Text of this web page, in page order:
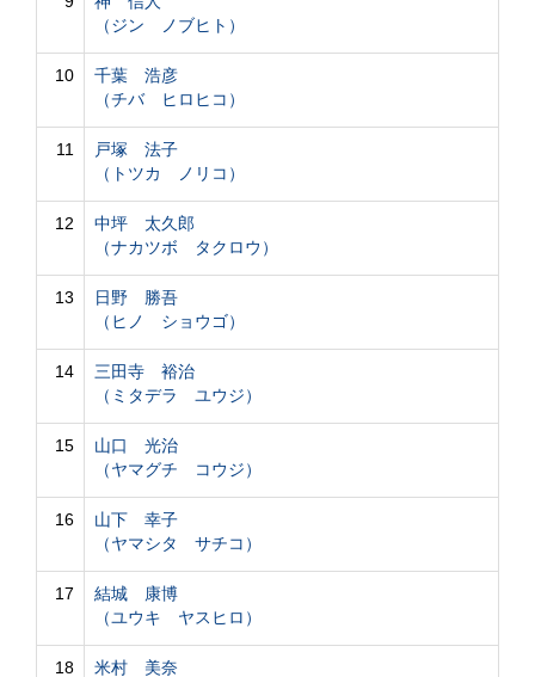
（ジン ノブヒト）
10
千葉 浩彦
（チバ ヒロヒコ）
11
戸塚 法子
（トツカ ノリコ）
12
中坪 太久郎
（ナカツボ タクロウ）
13
日野 勝吾
（ヒノ ショウゴ）
14
三田寺 裕治
（ミタデラ ユウジ）
15
山口 光治
（ヤマグチ コウジ）
16
山下 幸子
（ヤマシタ サチコ）
17
結城 康博
（ユウキ ヤスヒロ）
18 米村 美奈